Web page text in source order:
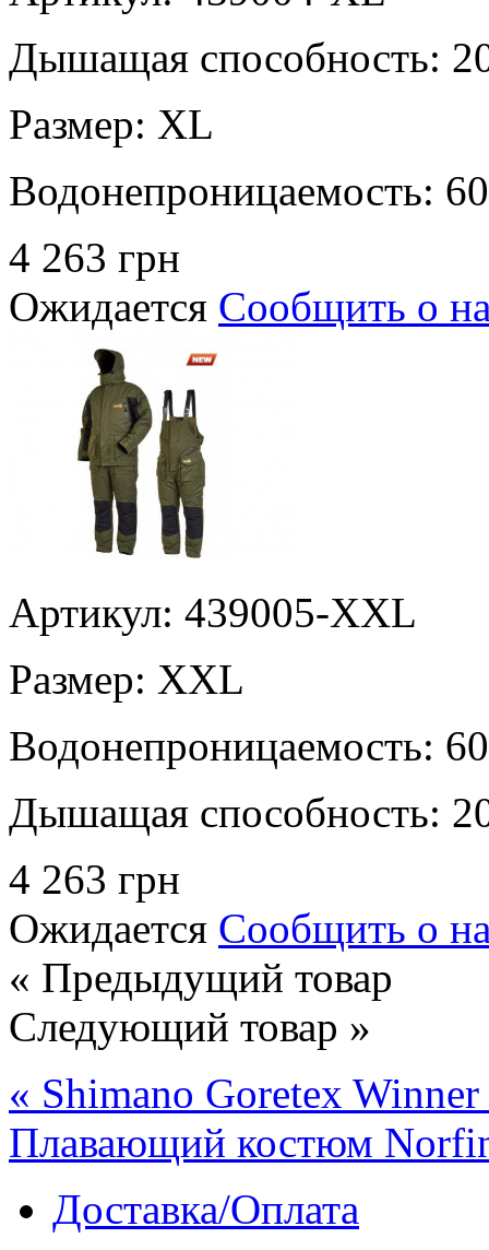
Дышащая способность:
Размер: XL
Водонепроницаемость:
4 263 грн
Ожидается Сообщить о
Артикул: 439005-XXL
Размер: XXL
Водонепроницаемость:
Дышащая способность:
4 263 грн
Ожидается Сообщить о
« Предыдущий товар
Следующий товар »
« Shimano Goretex
Плавающий костюм
Доставка/Оплата